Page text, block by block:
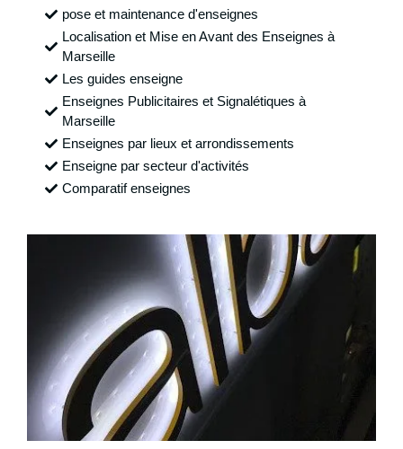
pose et maintenance d'enseignes
Localisation et Mise en Avant des Enseignes à
Marseille
Les guides enseigne
Enseignes Publicitaires et Signalétiques à
Marseille
Enseignes par lieux et arrondissements
Enseigne par secteur d'activités
Comparatif enseignes